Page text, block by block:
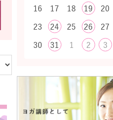
16
17 18 19 20
23
24 25 26 27
30
31 1 2 3